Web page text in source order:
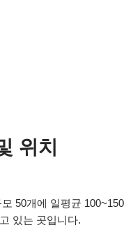
위치
50개에 일평균 100~150
있는 곳입니다.